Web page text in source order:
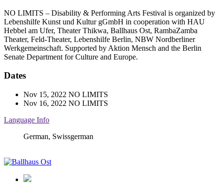
NO LIMITS – Disability & Performing Arts Festival is organized by
Lebenshilfe Kunst und Kultur gGmbH in cooperation with HAU
Hebbel am Ufer, Theater Thikwa, Ballhaus Ost, RambaZamba
Theater, Feld-Theater, Lebenshilfe Berlin, NBW Nordberliner
Werkgemeinschaft. Supported by Aktion Mensch and the Berlin
Senate Department for Culture and Europe.
Dates
Nov 15, 2022 NO LIMITS
Nov 16, 2022 NO LIMITS
Language Info
German, Swissgerman